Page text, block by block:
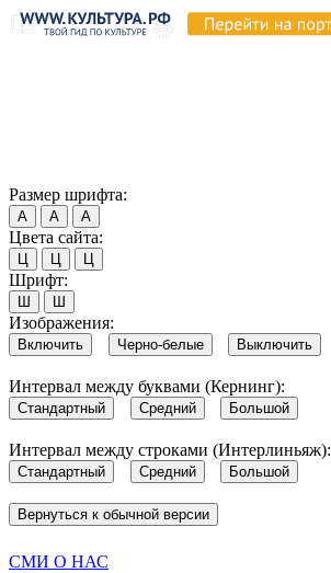
Размер шрифта:
А А А
Цвета сайта:
Ц Ц Ц
Шрифт:
Ш Ш
Изображения:
Включить Черно-белые Выключить
Интервал между буквами (Кернинг):
Стандартный Средний Большой
Интервал между строками (Интерлиньяж):
Стандартный Средний Большой
Вернуться к обычной версии
СМИ О НАС